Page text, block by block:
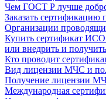
Чем ГОСТ Р лучше
Заказать сертификацию
Организации
Купить сертификат ИСО
или внедрить и
Кто проводит
Вид лицензии МЧС и
Получение лицензии
Международная